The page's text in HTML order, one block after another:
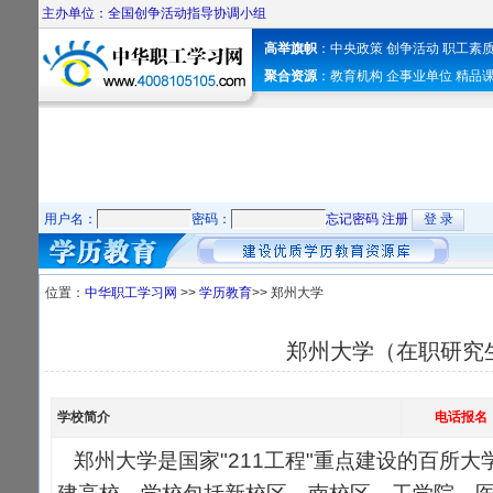
主办单位：全国创争活动指导协调小组
高举旗帜 ： 中央政策 创争活动 职工素
聚合资源： 教育机构 企事业单位 精品
用户名： 密码： 忘记密码 注册
位置： 中华职工学习网 >> 学历教育>> 郑州大学
郑州大学（在职研究
学校简介 电话报名
郑州大学是国家"211工程"重点建设的百所大